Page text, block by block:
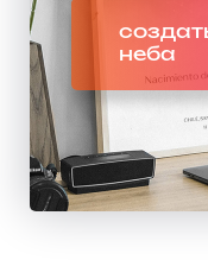
неба